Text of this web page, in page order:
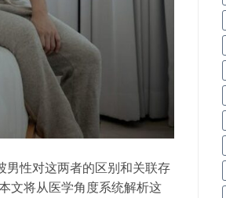
男性对这两者的区别和关联存
文将从医学角度系统解析这